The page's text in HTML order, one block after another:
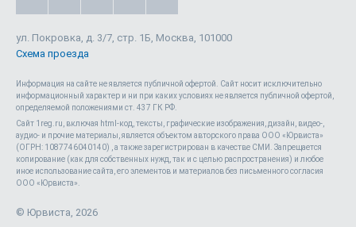
ул. Покровка, д. 3/7, стр. 1Б, Москва, 101000
Схема проезда
Информация на сайте не является публичной офертой. Cайт носит исключительно
информационный характер и ни при каких условиях не является публичной офертой,
определяемой положениями ст. 437 ГК РФ.
Сайт 1reg.ru, включая html-код, тексты, графические изображения, дизайн, видео-,
аудио- и прочие материалы, является объектом авторского права ООО «Юрвиста»
(ОГРН: 1087746040140) , а также зарегистрирован в качестве СМИ. Запрещается
копирование (как для собственных нужд, так и с целью распространения) и любое
иное использование сайта, его элементов и материалов без письменного согласия
ООО «Юрвиста».
© Юрвиста, 2026
Положения об обработке персональных данных
программами